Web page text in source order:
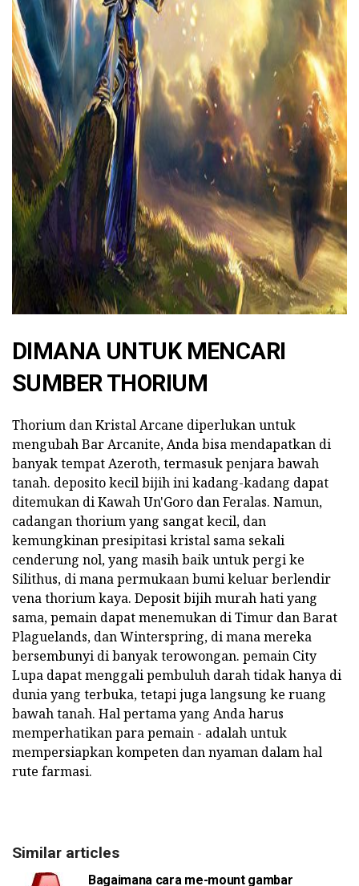
ad
DIMANA UNTUK MENCARI
SUMBER THORIUM
Thorium dan Kristal Arcane diperlukan untuk
mengubah Bar Arcanite, Anda bisa mendapatkan di
banyak tempat Azeroth, termasuk penjara bawah
tanah. deposito kecil bijih ini kadang-kadang dapat
ditemukan di Kawah Un'Goro dan Feralas. Namun,
cadangan thorium yang sangat kecil, dan
kemungkinan presipitasi kristal sama sekali
cenderung nol, yang masih baik untuk pergi ke
Silithus, di mana permukaan bumi keluar berlendir
vena thorium kaya. Deposit bijih murah hati yang
sama, pemain dapat menemukan di Timur dan Barat
Plaguelands, dan Winterspring, di mana mereka
bersembunyi di banyak terowongan. pemain City
Lupa dapat menggali pembuluh darah tidak hanya di
dunia yang terbuka, tetapi juga langsung ke ruang
bawah tanah. Hal pertama yang Anda harus
memperhatikan para pemain - adalah untuk
mempersiapkan kompeten dan nyaman dalam hal
rute farmasi.
Similar articles
Bagaimana cara me-mount gambar